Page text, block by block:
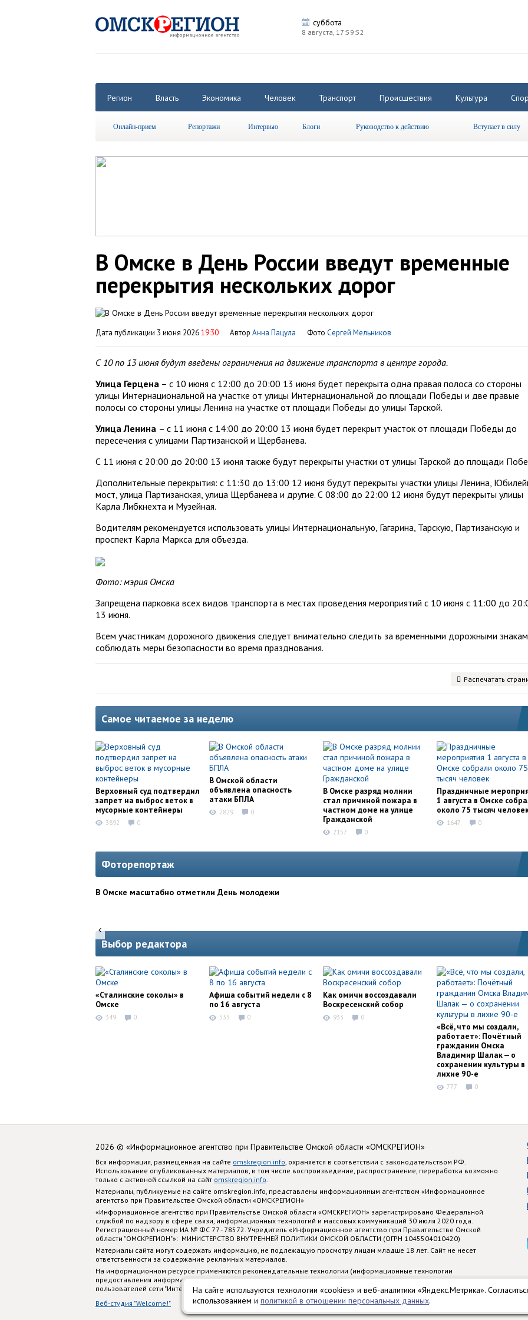
На сайте используются технологии «cookies» и веб-аналитики «Яндекс.Метрика».
использованием и политикой в отношении персональных данных.
суббота
8 августа, 17:59:53
Регион Власть Экономика Человек Транспорт Происшествия Культура
Онлайн-прием Репортажи Интервью Блоги Руководство к действию Вступает в силу
В Омске в День России введут временные
перекрытия нескольких дорог
Дата публикации 3 июня 202619:30 Автор Анна Пацула Фото Сергей Мельников
С 10 по 13 июня будут введены ограничения на движение транспорта в центре города.
Улица Герцена – с 10 июня с 12:00 до 20:00 13 июня будет перекрыта одна правая полоса со стороны
улицы Интернациональной на участке от улицы Интернациональной до площади Победы и две правые
полосы со стороны улицы Ленина на участке от площади Победы до улицы Тарской.
Улица Ленина – с 11 июня с 14:00 до 20:00 13 июня будет перекрыт участок от площади Победы до
пересечения с улицами Партизанской и Щербанева.
С 11 июня с 20:00 до 20:00 13 июня также будут перекрыты участки от улицы Тарской до площади
Дополнительные перекрытия: с 11:30 до 13:00 12 июня будут перекрыты участки улицы Ленина,
мост, улица Партизанская, улица Щербанева и другие. С 08:00 до 22:00 12 июня будут перекрыты улицы
Карла Либкнехта и Музейная.
Водителям рекомендуется использовать улицы Интернациональную, Гагарина, Тарскую, Партизанскую и
проспект Карла Маркса для объезда.
Фото: мэрия Омска
Запрещена парковка всех видов транспорта в местах проведения мероприятий с 10 июня с 11:00 до
13 июня.
Всем участникам дорожного движения следует внимательно следить за временными дорожными
соблюдать меры безопасности во время празднования.
Распечатать
Самое читаемое за неделю
Верховный суд подтвердил
запрет на выброс веток в
мусорные контейнеры
3892 0
В Омской области
объявлена опасность
атаки БПЛА
2829 0
В Омске разряд молнии
стал причиной пожара в
частном доме на улице
Гражданской
2157 0
Праздничные
1 августа в Омске
около 75 тысяч
1647 0
Фоторепортаж
В Омске масштабно отметили День молодежи
Выбор редактора
«Сталинские соколы» в
Омске
349 0
Афиша событий недели с 8
по 16 августа
535 0
Как омичи воссоздавали
Воскресенский собор
933 0
«Всё, что мы создали,
работает»: Почётный
гражданин Омска
Владимир Шалак — о
сохранении культуры в
лихие 90-е
777 0
2026 © «Информационное агентство при Правительстве Омской области «ОМСКРЕГИОН»
Вся информация, размещенная на сайте omskregion.info , охраняется в соответствии с законодательством РФ.
Использование опубликованных материалов, в том числе воспроизведение, распространение, переработка возможно
только с активной ссылкой на сайт omskregion.info
Материалы, публикуемые на сайте omskregion.info, представлены информационным агентством «Информационное
агентство при Правительстве Омской области «ОМСКРЕГИОН»
«Информационное агентство при Правительстве Омской области «ОМСКРЕГИОН» зарегистрировано Федеральной
службой по надзору в сфере связи, информационных технологий и массовых коммуникаций 30 июля 2020 года.
Регистрационный номер ИА № ФС 77 - 78572. Учредитель «Информационное агентство при Правительстве Омской
области "ОМСКРЕГИОН"»: МИНИСТЕРСТВО ВНУТРЕННЕЙ ПОЛИТИКИ ОМСКОЙ ОБЛАСТИ (ОГРН 1045504010420)
Материалы сайта могут содержать информацию, не подлежащую просмотру лицам младше 18 лет. Сайт не несет
ответственности за содержание рекламных материалов.
На информационном ресурсе применяются рекомендательные технологии (информационные технологии
предоставления информации на основе сбора, систематизации и анализа сведений, относящихся к предпочтениям
пользователей сети "Интернет", находящихся на территории Российской Федерации)
Веб-студия "Welcome!"